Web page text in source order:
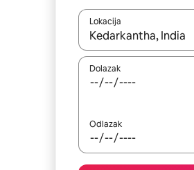
Lokacija
Kad su rezultati
Dolazak
Odlazak